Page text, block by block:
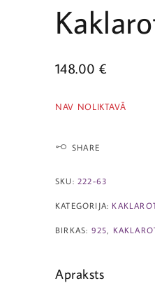
148.00 €
NAV NOLIKTAVĀ
SHARE
SKU: 222-63
KATEGORIJA:
BIRKAS: 925
Apraksts